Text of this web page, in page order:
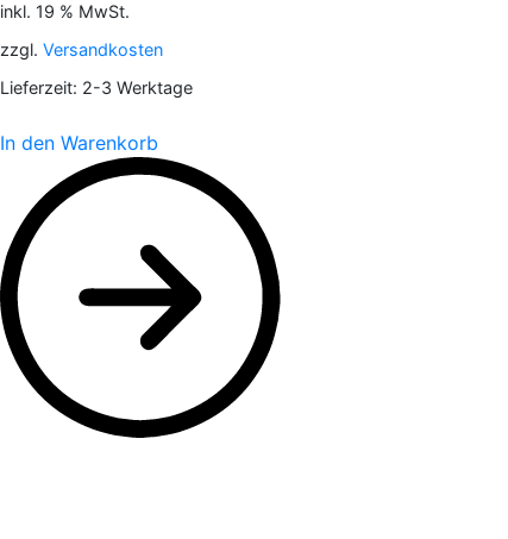
inkl. 19 % MwSt.
zzgl. Versandkosten
Lieferzeit: 2-3 Werktage
In den Warenkorb